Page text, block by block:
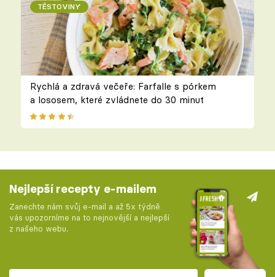
TĚSTOVINY
Rychlá a zdravá večeře: Farfalle s pórkem
a lososem, které zvládnete do 30 minut
Nejlepší recepty e-mailem
Zanechte nám svůj e-mail a až 5x týdně
vás upozorníme na to nejnovější a nejlepší
z našeho webu.